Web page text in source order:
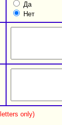
Да
Нет
only)